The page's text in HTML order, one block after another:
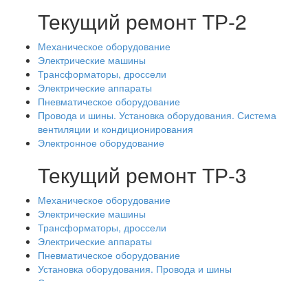
Текущий ремонт ТР-2
Механическое оборудование
Электрические машины
Трансформаторы, дроссели
Электрические аппараты
Пневматическое оборудование
Провода и шины. Установка оборудования. Система
вентиляции и кондиционирования
Электронное оборудование
Текущий ремонт ТР-3
Механическое оборудование
Электрические машины
Трансформаторы, дроссели
Электрические аппараты
Пневматическое оборудование
Установка оборудования. Провода и шины